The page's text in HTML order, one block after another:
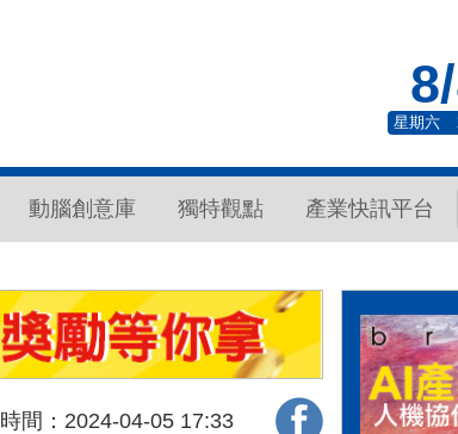
星期六
動腦創意庫 獨特觀點 產業快訊平台
間：2024-04-05 17:33